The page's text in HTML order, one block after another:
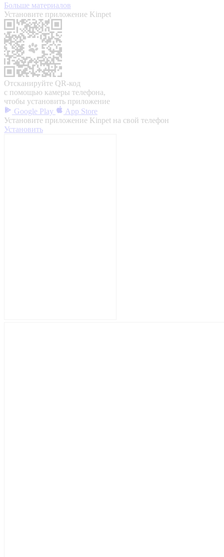
Больше материалов
Установите приложение Kinpet
Отсканируйте QR-код
с помощью камеры телефона,
чтобы установить приложение
Google Play
App Store
Установите приложение Kinpet на свой телефон
Установить